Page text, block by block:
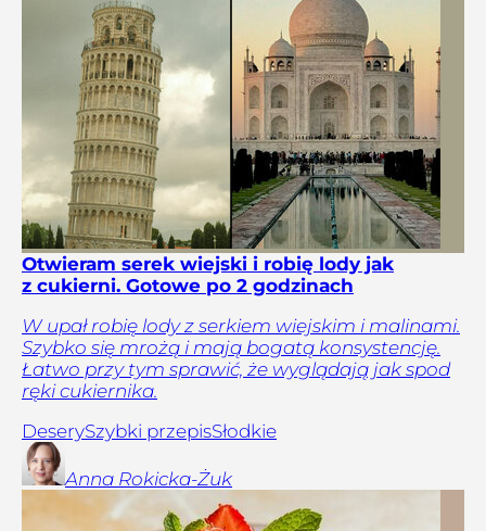
Otwieram serek wiejski i robię lody jak
z cukierni. Gotowe po 2 godzinach
W upał robię lody z serkiem wiejskim i malinami.
Szybko się mrożą i mają bogatą konsystencję.
Łatwo przy tym sprawić, że wyglądają jak spod
ręki cukiernika.
DeserySzybki przepisSłodkie
Anna Rokicka-Żuk